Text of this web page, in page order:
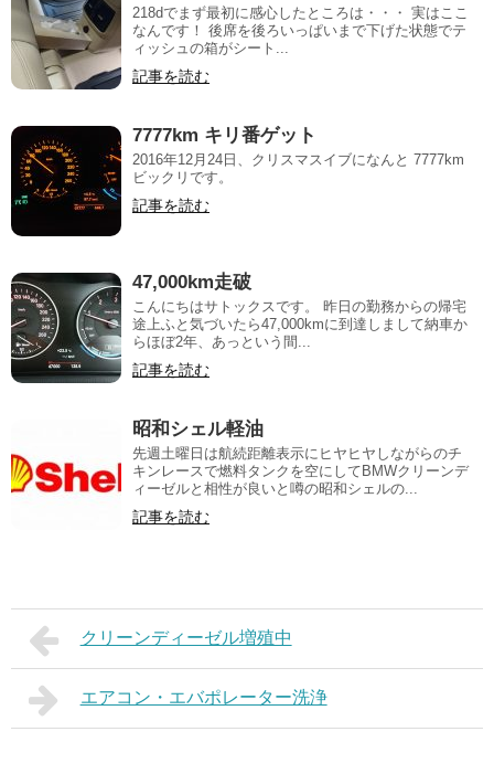
218dでまず最初に感心したところは・・・ 実はここ
なんです！ 後席を後ろいっぱいまで下げた状態でテ
ィッシュの箱がシート...
記事を読む
7777km キリ番ゲット
2016年12月24日、クリスマスイブになんと 7777km
ビックリです。
記事を読む
47,000km走破
こんにちはサトックスです。 昨日の勤務からの帰宅
途上ふと気づいたら47,000kmに到達しまして納車か
らほぼ2年、あっという間...
記事を読む
昭和シェル軽油
先週土曜日は航続距離表示にヒヤヒヤしながらのチ
キンレースで燃料タンクを空にしてBMWクリーンデ
ィーゼルと相性が良いと噂の昭和シェルの...
記事を読む
クリーンディーゼル増殖中
エアコン・エバポレーター洗浄